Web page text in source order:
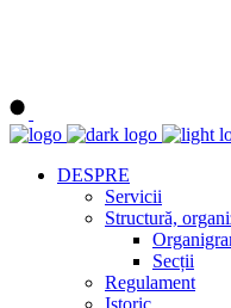
DESPRE
Servicii
Structură,
Secții
Regulament
Istoric